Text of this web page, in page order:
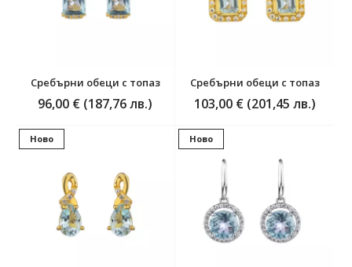
Сребърни обеци с топаз
96,00 € (187,76 лв.)
Сребърни обеци с топаз
103,00 € (201,45 лв.)
Ново Ново